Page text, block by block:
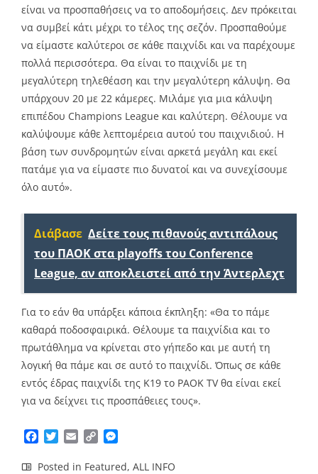
είναι να προσπαθήσεις να το αποδομήσεις. Δεν πρόκειται
να συμβεί κάτι μέχρι το τέλος της σεζόν. Προσπαθούμε
να είμαστε καλύτεροι σε κάθε παιχνίδι και να παρέχουμε
πολλά περισσότερα. Θα είναι το παιχνίδι με τη
μεγαλύτερη τηλεθέαση και την μεγαλύτερη κάλυψη. Θα
υπάρχουν 20 με 22 κάμερες. Μιλάμε για μια κάλυψη
επιπέδου Champions League και καλύτερη. Θέλουμε να
καλύψουμε κάθε λεπτομέρεια αυτού του παιχνιδιού. Η
βάση των συνδρομητών είναι αρκετά μεγάλη και εκεί
πατάμε για να είμαστε πιο δυνατοί και να συνεχίσουμε
όλο αυτό».
Διάβασε Δείτε τους πιθανούς αντιπάλους
του ΠΑΟΚ στα playoffs του Conference
League, αν αποκλειστεί από την Άντερλεχτ
Για το εάν θα υπάρξει κάποια έκπληξη: «Θα το πάμε
καθαρά ποδοσφαιρικά. Θέλουμε τα παιχνίδια και το
πρωτάθλημα να κρίνεται στο γήπεδο και με αυτή τη
λογική θα πάμε και σε αυτό το παιχνίδι. Όπως σε κάθε
εντός έδρας παιχνίδι της Κ19 το PAOK TV θα είναι εκεί
για να δείχνει τις προσπάθειες τους».
Facebook
TwitterEmailCopy
Posted in Featured, ALL INFO